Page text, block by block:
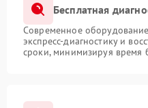
Бесплатная
Современное
экспресс-диагностику и
сроки, минимизируя время